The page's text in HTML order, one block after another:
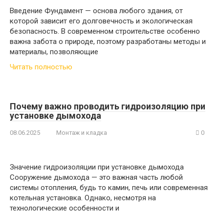
Введение Фундамент — основа любого здания, от
которой зависит его долговечность и экологическая
безопасность. В современном строительстве особенно
важна забота о природе, поэтому разработаны методы и
материалы, позволяющие
Читать полностью
Почему важно проводить гидроизоляцию при
установке дымохода
08.06.2025 Монтаж и кладка 0
Значение гидроизоляции при установке дымохода
Сооружение дымохода — это важная часть любой
системы отопления, будь то камин, печь или современная
котельная установка. Однако, несмотря на
технологические особенности и